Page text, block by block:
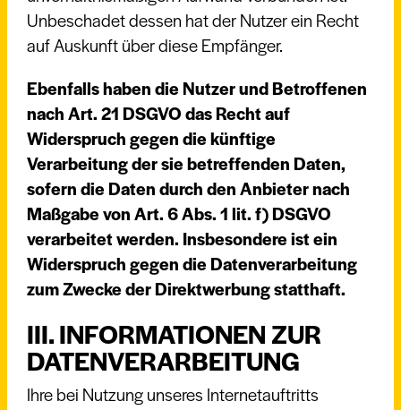
Unbeschadet dessen hat der Nutzer ein Recht
auf Auskunft über diese Empfänger.
Ebenfalls haben die Nutzer und Betroffenen
nach Art. 21 DSGVO das Recht auf
Widerspruch gegen die künftige
Verarbeitung der sie betreffenden Daten,
sofern die Daten durch den Anbieter nach
Maßgabe von Art. 6 Abs. 1 lit. f) DSGVO
verarbeitet werden. Insbesondere ist ein
Widerspruch gegen die Datenverarbeitung
zum Zwecke der Direktwerbung statthaft.
III. INFORMATIONEN ZUR
DATENVERARBEITUNG
Ihre bei Nutzung unseres Internetauftritts